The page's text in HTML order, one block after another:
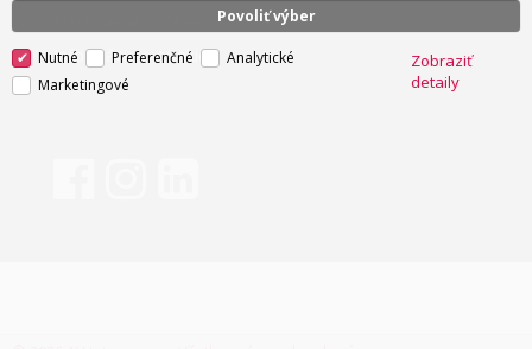
Informácie o cookies
Povoliť výber
Nutné Preferenčné
Analytické
Marketingové
Zobraziť
detaily